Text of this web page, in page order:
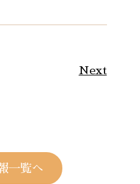
Next
一覧へ